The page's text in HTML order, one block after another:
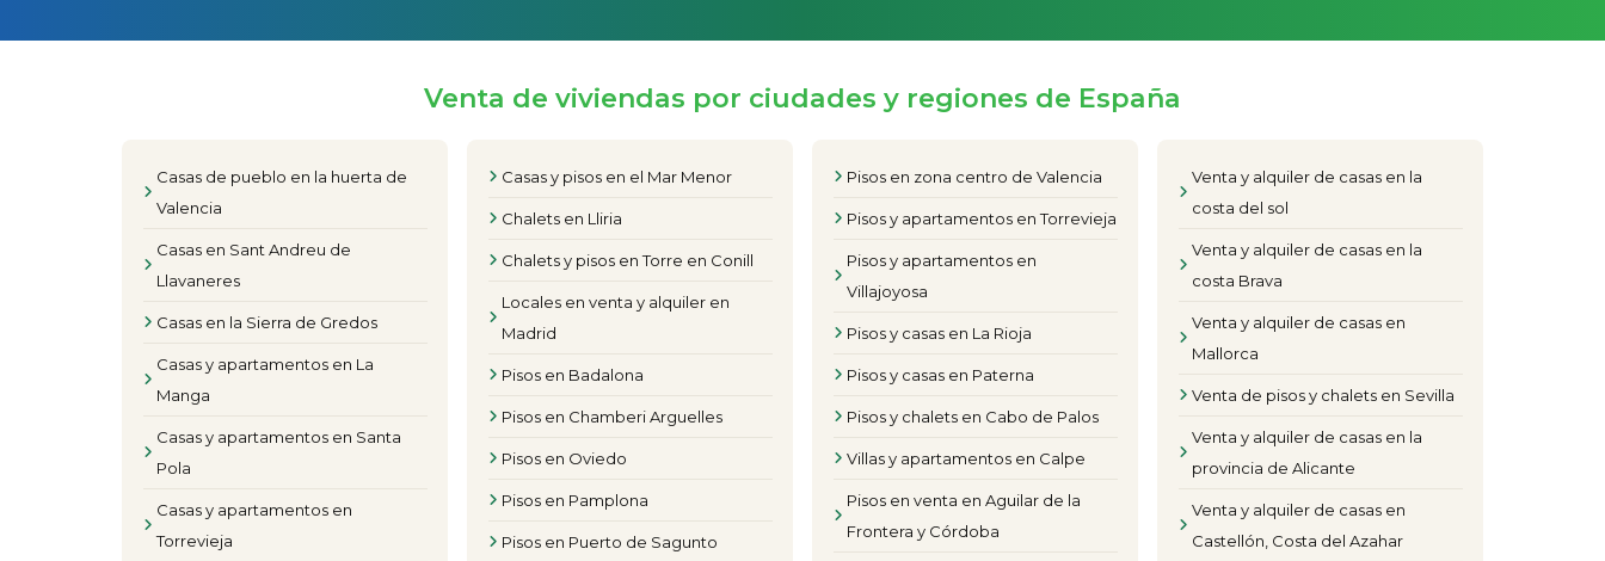
Venta de viviendas por ciudades y regiones de España
Casas de pueblo en la huerta de
Valencia
Casas en Sant Andreu de
Llavaneres
Casas en la Sierra de Gredos
Casas y apartamentos en La
Manga
Casas y apartamentos en Santa
Pola
Casas y apartamentos en
Torrevieja
Casas y pisos en el Mar Menor
Chalets en Lliria
Chalets y pisos en Torre en Conill
Locales en venta y alquiler en
Madrid
Pisos en Badalona
Pisos en Chamberi Arguelles
Pisos en Oviedo
Pisos en Pamplona
Pisos en Puerto de Sagunto
Pisos en zona centro de Valencia
Pisos y apartamentos en Torrevieja
Pisos y apartamentos en
Villajoyosa
Pisos y casas en La Rioja
Pisos y casas en Paterna
Pisos y chalets en Cabo de Palos
Villas y apartamentos en Calpe
Pisos en venta en Aguilar de la
Frontera y Córdoba
Venta y alquiler de casas en la
costa del sol
Venta y alquiler de casas en la
costa Brava
Venta y alquiler de casas en
Mallorca
Venta de pisos y chalets en Sevilla
Venta y alquiler de casas en la
provincia de Alicante
Venta y alquiler de casas en
Castellón, Costa del Azahar